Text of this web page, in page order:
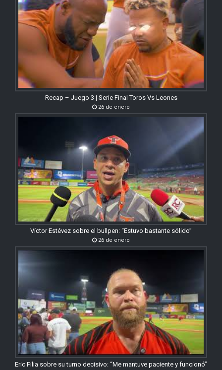
Recap – Juego 3 | Serie Final Toros Vs Leones
26 de enero
Víctor Estévez sobre el bullpen: “Estuvo bastante sólido”
26 de enero
Eric Filia sobre su turno decisivo: “Me mantuve paciente y funcionó”